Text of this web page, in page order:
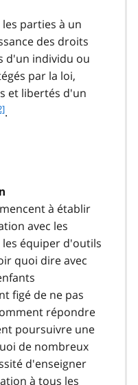
parties à un
des droits
d'un individu ou
par la loi,
et libertés d'un
.
à établir
avec les
équiper d'outils
quoi dire avec
figé de ne pas
répondre
poursuivre une
de nombreux
d'enseigner
à tous les